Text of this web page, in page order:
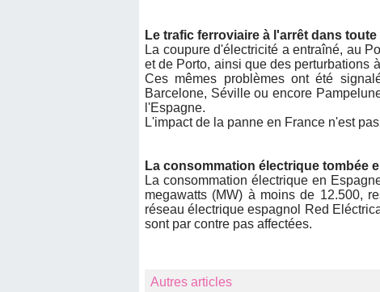
Le trafic ferroviaire à l'arrêt dans
La coupure d'électricité a entraîné, au
et de Porto, ainsi que des perturbations
Ces mêmes problèmes ont été
Barcelone, Séville ou encore
l'Espagne.
L'impact de la panne en France n'est
La consommation électrique tombée
La consommation électrique en
megawatts (MW) à moins de 12.500,
réseau électrique espagnol Red
sont par contre pas affectées.
Autres articles